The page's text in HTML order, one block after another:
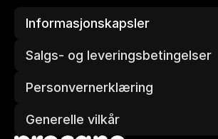
Informasjonskapsler
Salgs- og leveringsbetingelser
Personvernerklæring
Generelle vilkår